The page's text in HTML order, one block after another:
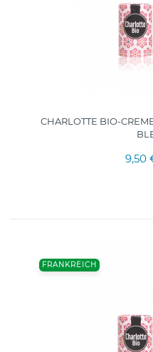
CHARLOTTE BIO-
9,50
FRANKREICH